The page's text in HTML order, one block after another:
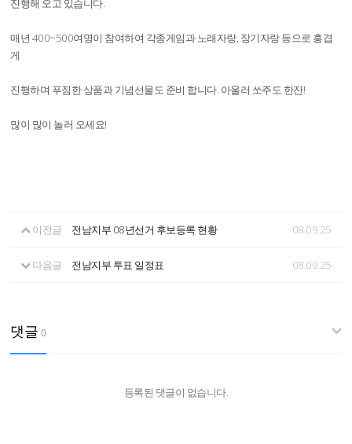
진행해 오고 있습니다.
매년 400~500여명이 참여하여 각종게임과 노래자랑, 장기자랑 등으로 흥겹
게
진행하며 푸짐한 상품과 기념선물도 준비 합니다. 아울러 쏘주도 한잔!
많이 많이 놀러 오세요!
이전글 전남지부 08년선거 후보등록 현황 08.09.25
다음글 전남지부 투표 일정표 08.09.25
댓글 0
등록된 댓글이 없습니다.